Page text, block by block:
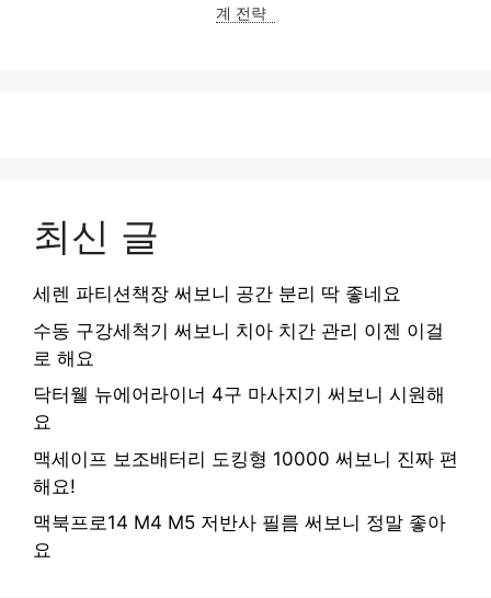
계 전략
최신 글
세렌 파티션책장 써보니 공간 분리 딱 좋네요
수동 구강세척기 써보니 치아 치간 관리 이젠 이걸
로 해요
닥터웰 뉴에어라이너 4구 마사지기 써보니 시원해
요
맥세이프 보조배터리 도킹형 10000 써보니 진짜 편
해요!
맥북프로14 M4 M5 저반사 필름 써보니 정말 좋아
요